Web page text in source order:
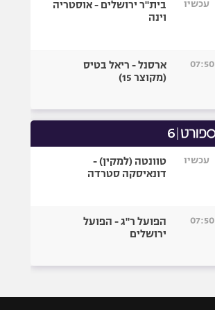
עכשיו
בית"ר ירושלים - אוסטריה
וינה
07:50
ארסנל - ריאל בטיס
(מקוצר 15)
עכשיו
טוונטה (למקין) -
דונאיסקה סטרדה
07:50
הפועל ר"ג - הפועל
ירושלים